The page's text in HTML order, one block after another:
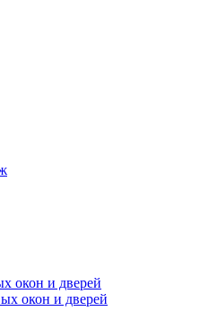
окон и дверей
окон и дверей